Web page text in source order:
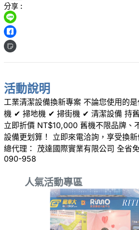
分享 :
活動說明
工業清潔設備換新專案 不論您使用的
機 ✔ 掃地機 ✔ 掃街機 ✔ 清潔設備 持
立即折價 NT$10,000 舊機不限品牌、
設備更划算！ 立即來電洽詢，享受換
總代理： 茂達國際實業有限公司 全省
090-958
人氣活動專區